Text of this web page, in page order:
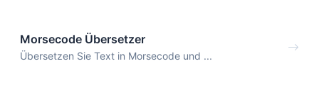
Morsecode Übersetzer
Übersetzen Sie Text in Morsecode und ...